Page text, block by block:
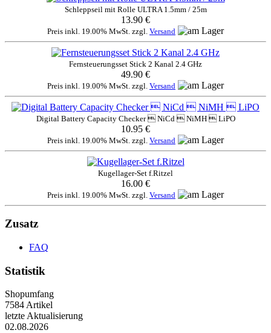
Schleppseil mit Rolle ULTRA 1.5mm / 25m
13.90 €
Preis inkl. 19.00% MwSt. zzgl. Versand
Fernsteuerungsset Stick 2 Kanal 2.4 GHz
49.90 €
Preis inkl. 19.00% MwSt. zzgl. Versand
Digital Battery Capacity Checker  NiCd  NiMH  LiPO
10.95 €
Preis inkl. 19.00% MwSt. zzgl. Versand
Kugellager-Set f.Ritzel
16.00 €
Preis inkl. 19.00% MwSt. zzgl. Versand
Zusatz
FAQ
Statistik
Shopumfang
7584 Artikel
letzte Aktualisierung
02.08.2026